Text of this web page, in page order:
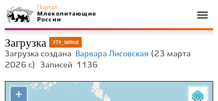
Портал
Млекопитающие
России
Загрузка 379_b09cd
Загрузка создана Варвара Лисовская (23 марта
2026 г.) Записей 1136
+